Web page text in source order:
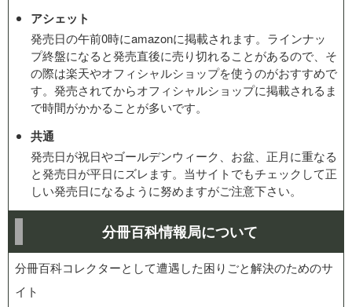
アシェット
発売日の午前0時にamazonに掲載されます。ラインナッ
プ終盤になると発売直後に売り切れることがあるので、そ
の際は楽天やオフィシャルショップを使うのがおすすめで
す。発売されてからオフィシャルショップに掲載されるま
で時間がかかることが多いです。
共通
発売日が祝日やゴールデンウィーク、お盆、正月に重なる
と発売日が平日にズレます。当サイトでもチェックして正
しい発売日になるように努めますがご注意下さい。
分冊百科情報局について
分冊百科コレクターとして遭遇した困りごと解決のためのサ
イト